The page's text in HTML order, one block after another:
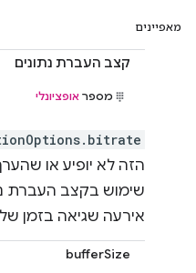
מאפיינים
קצב העברת נתונים
מספר אופציונלי
הזה לא יופיע או
שימוש בקצב העברת
אירעה שגיאה בזמן
bufferSize